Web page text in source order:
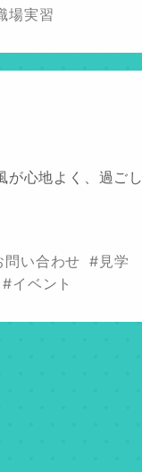
場実習
が心地よく、過ごし
問い合わせ #見学
#イベント